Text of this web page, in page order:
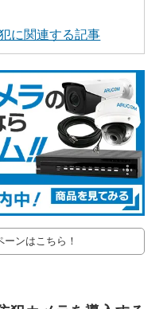
に関連する記事
ンはこちら！